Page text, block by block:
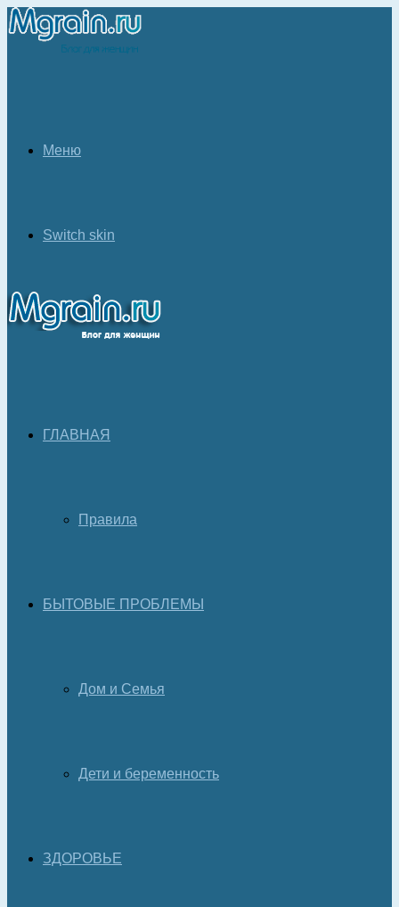
Меню
Switch skin
ГЛАВНАЯ
Правила
БЫТОВЫЕ ПРОБЛЕМЫ
Дом и Семья
Дети и беременность
ЗДОРОВЬЕ